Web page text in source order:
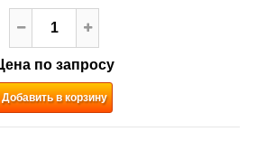
по запросу
Добавить в корзину